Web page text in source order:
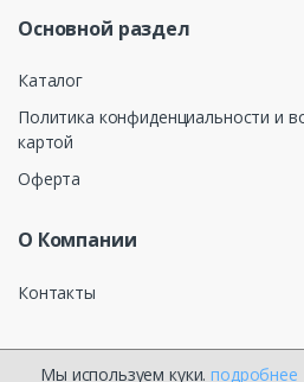
Основной раздел
Каталог
Политика конфиденциальности и
картой
Оферта
О Компании
Контакты
Мы используем куки.подробнее